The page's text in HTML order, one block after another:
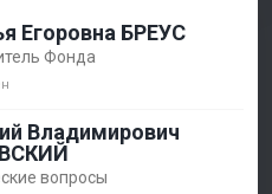
сайт для сбора не
Зарегистрирован
юстиции РФ по
№4433 от
, 346780 Ростовская
Егоровна БРЕУС
Фонда
Владимирович
вопросы